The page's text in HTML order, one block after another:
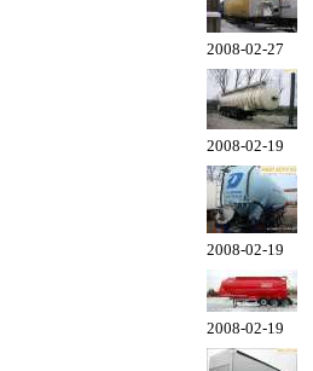
2008-02-27
2008-02-19
2008-02-19
2008-02-19